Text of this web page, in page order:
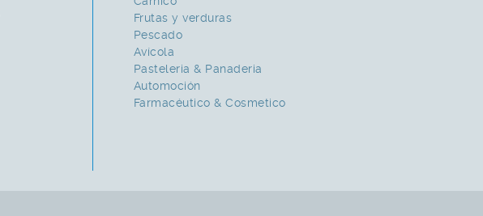
Frutas y verduras
Pescado
Avícola
Pasteleria & Panaderia
Automoción
Farmacéutico & Cosmetico